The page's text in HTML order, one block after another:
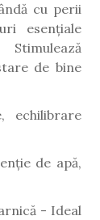
cu perii
esențiale
de bine
echilibrare
de apă,
- Ideal